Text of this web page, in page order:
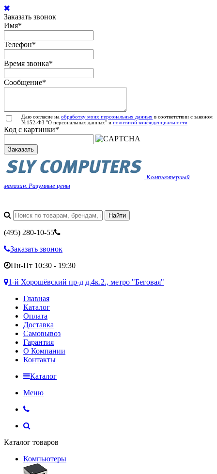
Заказать звонок
Имя*
Телефон*
Время звонка*
Сообщение*
Даю согласие на обработку моих персональных данных в соответствии с законом
№152-ФЗ "О персональных данных" и политикой конфиденциальности
Код с картинки*
Заказать
Компьютерный
магазин. Разумные цены
(495) 280-10-55
Заказать звонок
Пн-Пт 10:30 - 19:30
1-й Хорошёвский пр-д д.4к.2., метро "Беговая"
Главная
Каталог
Оплата
Доставка
Самовывоз
Гарантия
О Компании
Контакты
Каталог
Меню
Каталог товаров
Компьютеры